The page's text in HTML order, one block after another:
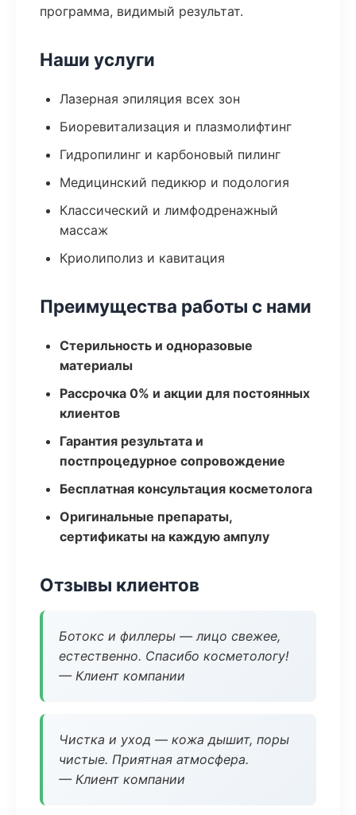
программа, видимый результат.
Наши услуги
Лазерная эпиляция всех зон
Биоревитализация и плазмолифтинг
Гидропилинг и карбоновый пилинг
Медицинский педикюр и подология
Классический и лимфодренажный
массаж
Криолиполиз и кавитация
Преимущества работы с нами
Стерильность и одноразовые
материалы
Рассрочка 0% и акции для постоянных
клиентов
Гарантия результата и
постпроцедурное сопровождение
Бесплатная консультация косметолога
Оригинальные препараты,
сертификаты на каждую ампулу
Отзывы клиентов
Ботокс и филлеры — лицо свежее,
естественно. Спасибо косметологу!
— Клиент компании
Чистка и уход — кожа дышит, поры
чистые. Приятная атмосфера.
— Клиент компании